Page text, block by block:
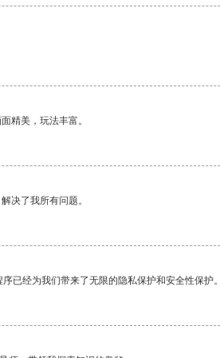
精美，玩法丰富。
决了我所有问题。
已经为我们带来了无限的隐私保护和安全性保护